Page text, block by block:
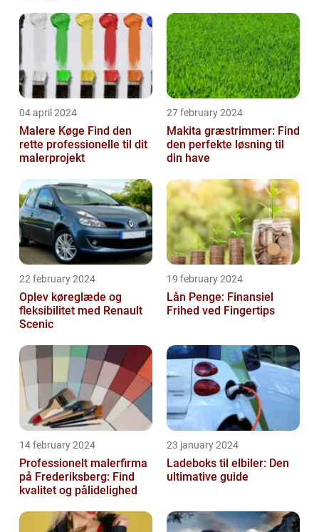
04 april 2024
Malere Køge Find den
rette professionelle til dit
malerprojekt
27 february 2024
Makita græstrimmer: Find
den perfekte løsning til
din have
22 february 2024
Oplev køreglæde og
fleksibilitet med Renault
Scenic
19 february 2024
Lån Penge: Finansiel
Frihed ved Fingertips
14 february 2024
Professionelt malerfirma
på Frederiksberg: Find
kvalitet og pålidelighed
23 january 2024
Ladeboks til elbiler: Den
ultimative guide